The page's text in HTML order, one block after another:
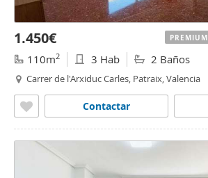
1.450€
110m2 3 Hab 2 Baños
Carrer de l'Arxiduc Carles, Patraix, Valencia
Contactar
PREMIUM